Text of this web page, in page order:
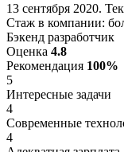
13 сентября 2020.
Стаж в компании:
Бэкенд разработчик
Оценка 4.8
Рекомендация 100%
5
Интересные задачи
4
Современные
4